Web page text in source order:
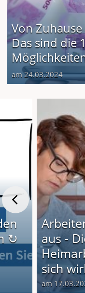
Von
Das sind die
am 24.03.2024
↻
aus -
sich
am